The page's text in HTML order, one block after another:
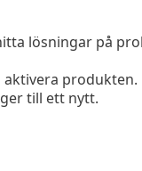
lösningar på
produkten.
till ett nytt.